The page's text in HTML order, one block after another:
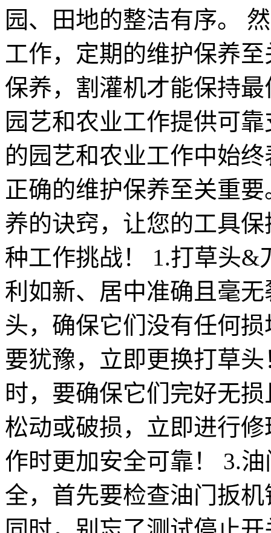
园、田地的整洁有序。
工作，定期的维护保养
保养，割灌机才能保持
园艺和农业工作提供可
的园艺和农业工作中始
正确的维护保养至关重
养的诀窍，让您的工具
种工作挑战！ 1.打草头&
利如新、居中准确且毫
头，确保它们没有任何
要犹豫，立即更换打草
时，要确保它们完好无
松动或破损，立即进行
作时更加安全可靠！ 3.
全，首先要检查油门扳